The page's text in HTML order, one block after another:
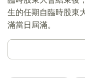
生的任期自臨時股東
滿當日屆滿。